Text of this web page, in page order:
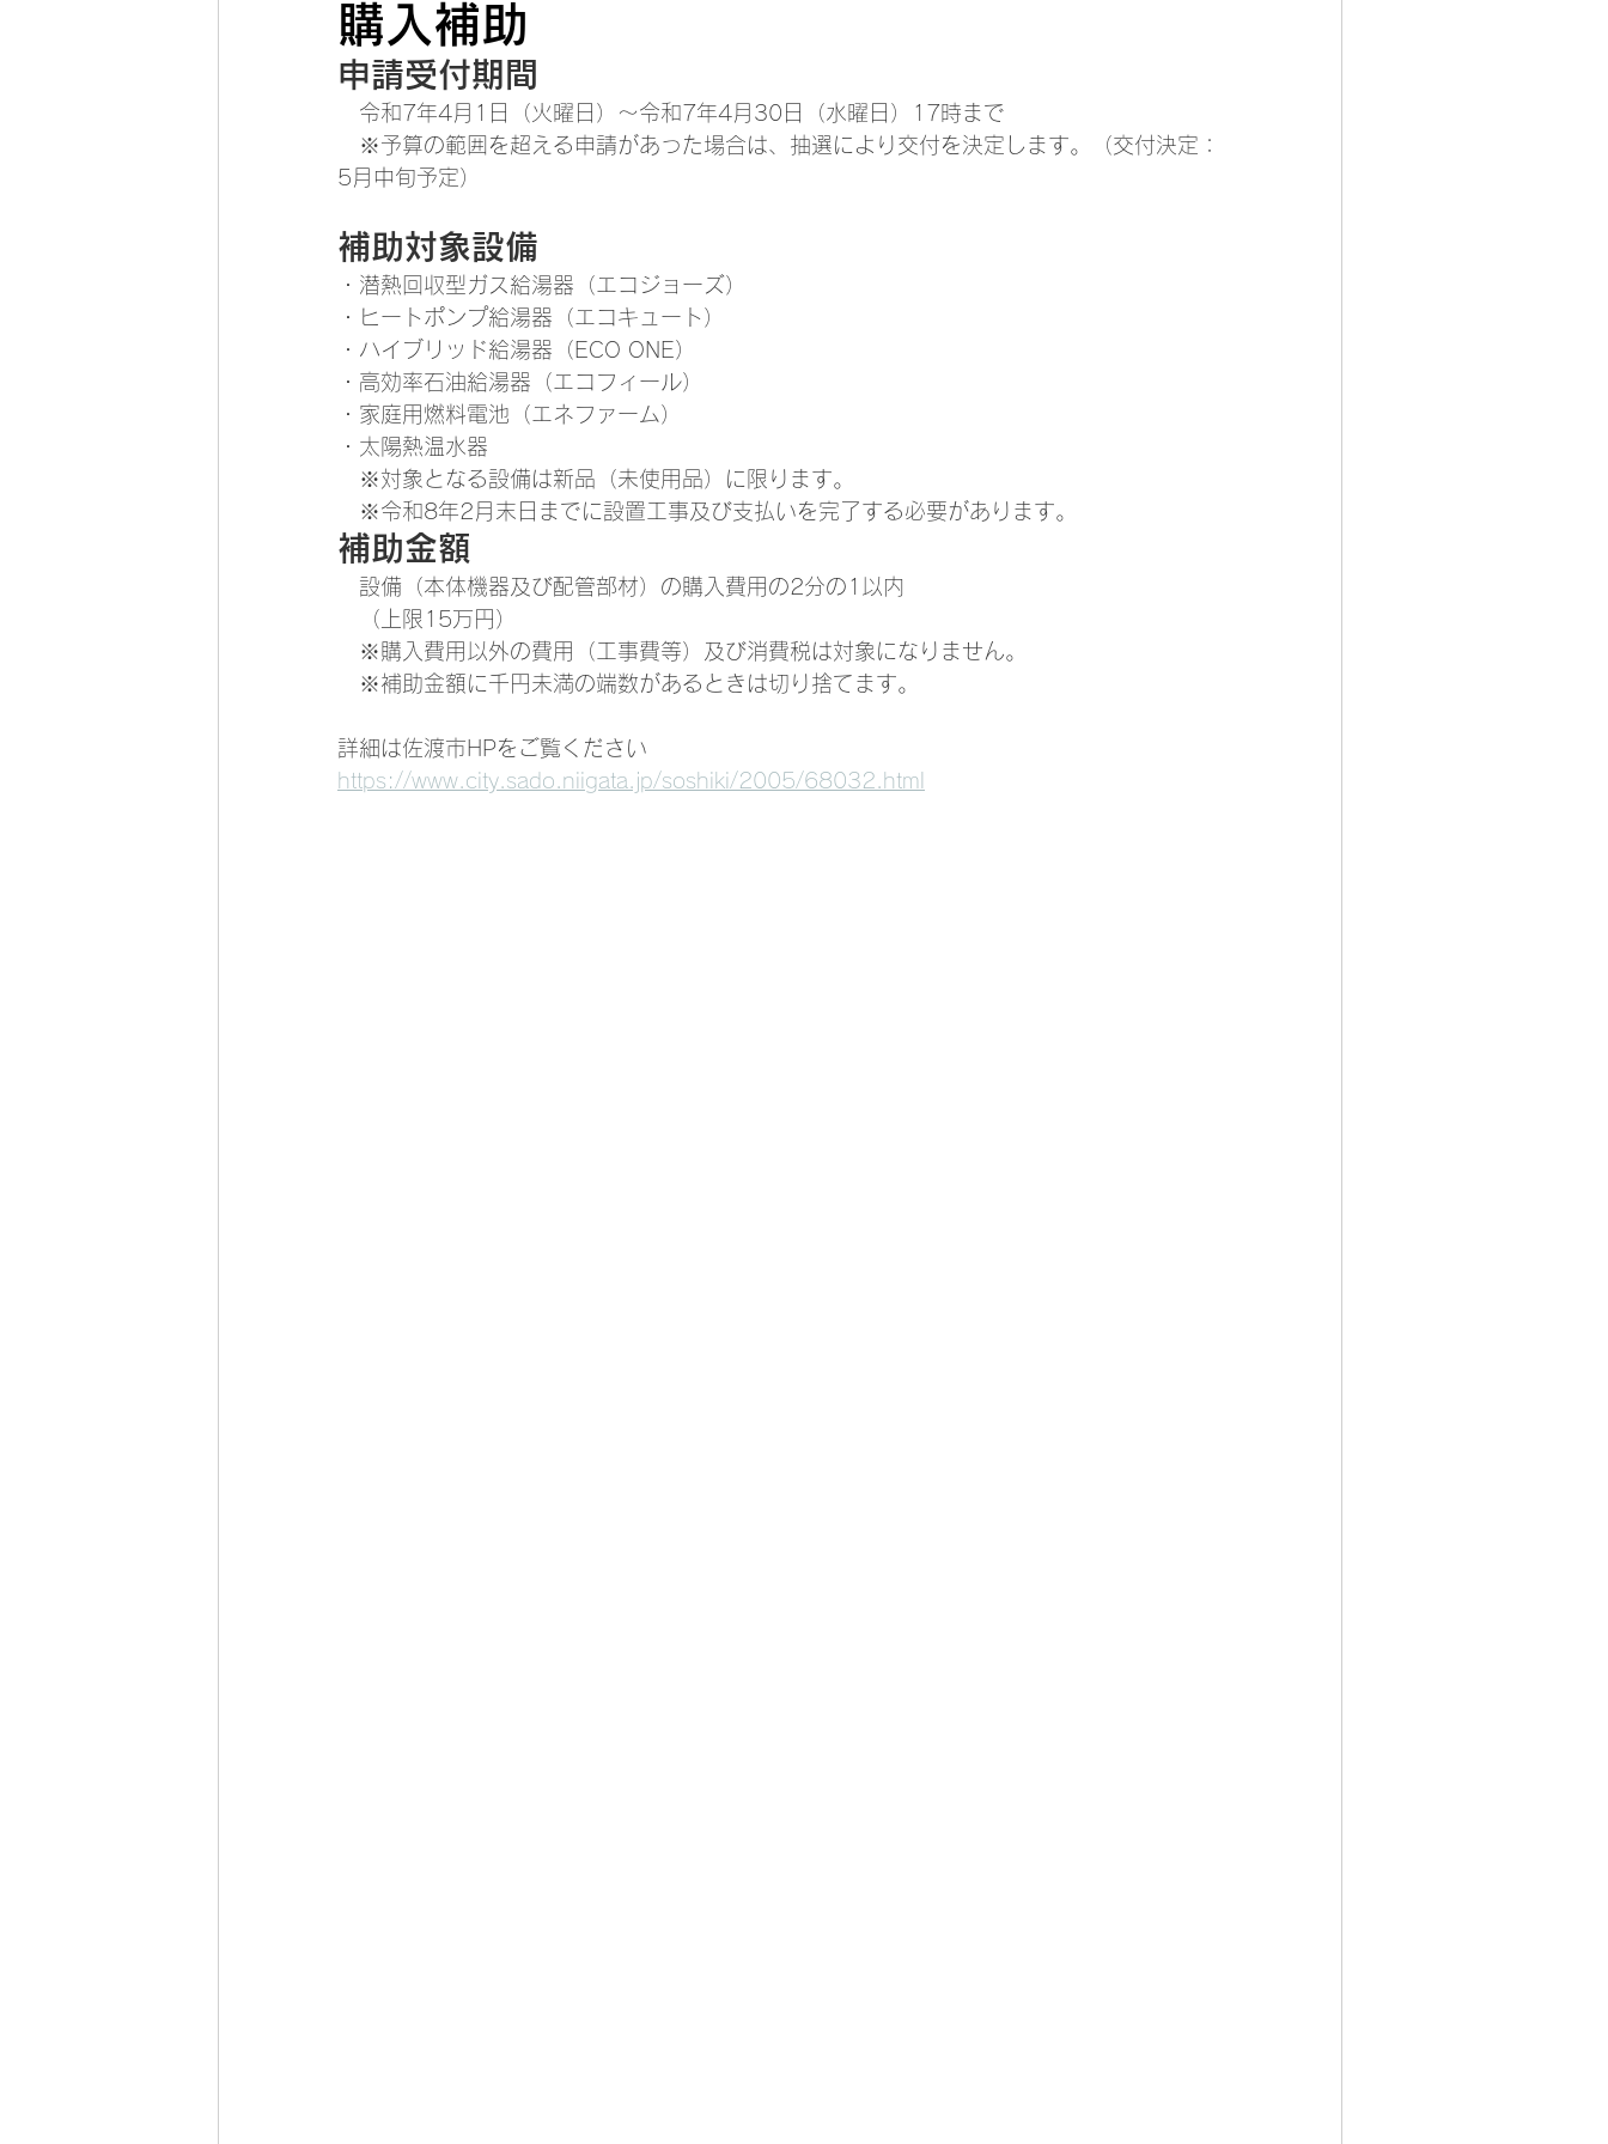
購入補助
申請受付期間
令和7年4月1日（火曜日）～令和7年4月30日（水曜日）17時まで
※予算の範囲を超える申請があった場合は、抽選により交付を決定します。（交付決定：
5月中旬予定）
補助対象設備
・潜熱回収型ガス給湯器（エコジョーズ）
・ヒートポンプ給湯器（エコキュート）
・ハイブリッド給湯器（ECO ONE）
・高効率石油給湯器（エコフィール）
・家庭用燃料電池（エネファーム）
・太陽熱温水器
※対象となる設備は新品（未使用品）に限ります。
※令和8年2月末日までに設置工事及び支払いを完了する必要があります。
補助金額
設備（本体機器及び配管部材）の購入費用の2分の1以内
（上限15万円）
※購入費用以外の費用（工事費等）及び消費税は対象になりません。
※補助金額に千円未満の端数があるときは切り捨てます。
詳細は佐渡市HPをご覧ください
https://www.city.sado.niigata.jp/soshiki/2005/68032.html